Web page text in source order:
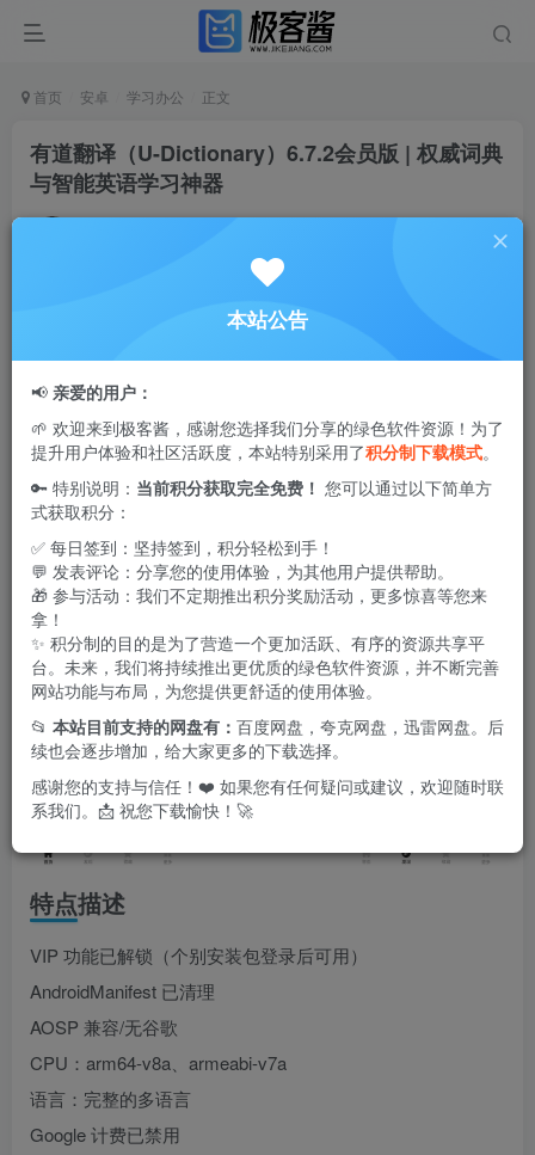
首页 安卓 学习办公 正文
有道翻译（U-Dictionary）6.7.2会员版 | 权威词典
与智能英语学习神器
私信
是一款专业级英语学习与翻译神器，内
置海量正版权威词典资源，涵盖自研词典、柯林斯词典及
WordNet词典等多维度内容，为用户提供精准全面的词汇释
义。软件还配备双语例句、同义词与反义词拓展功能，帮助
与翻译效率。无论是日常学习还是专业翻译，都能轻松满足
您的需求。
特点描述
VIP 功能已解锁（个别安装包登录后可用）
AndroidManifest 已清理
AOSP 兼容/无谷歌
CPU：arm64-v8a、armeabi-v7a
语言：完整的多语言
Google 计费已禁用
本站公告
📢 亲爱的用户：
🌱 欢迎来到极客酱，感谢您选择我们分享的绿色软件资源！为了
提升用户体验和社区活跃度，本站特别采用了积分制下载模式。
🔑 特别说明： 当前积分获取完全免费！ 您可以通过以下简单方
式获取积分：
✅ 每日签到：坚持签到，积分轻松到手！
💬 发表评论：分享您的使用体验，为其他用户提供帮助。
🎁 参与活动：我们不定期推出积分奖励活动，更多惊喜等您来
拿！
✨ 积分制的目的是为了营造一个更加活跃、有序的资源共享平
台。未来，我们将持续推出更优质的绿色软件资源，并不断完善
网站功能与布局，为您提供更舒适的使用体验。
📂 本站目前支持的网盘有： 百度网盘，夸克网盘，迅雷网盘。后
续也会逐步增加，给大家更多的下载选择。
感谢您的支持与信任！❤️ 如果您有任何疑问或建议，欢迎随时联
系我们。📩 祝您下载愉快！🚀